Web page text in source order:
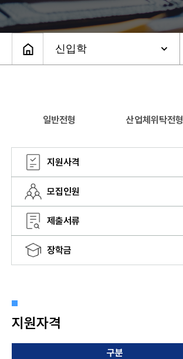
일반전형 산업체위탁전형
지원사격
모집인원
제출서류
장학금
지원자격
구분